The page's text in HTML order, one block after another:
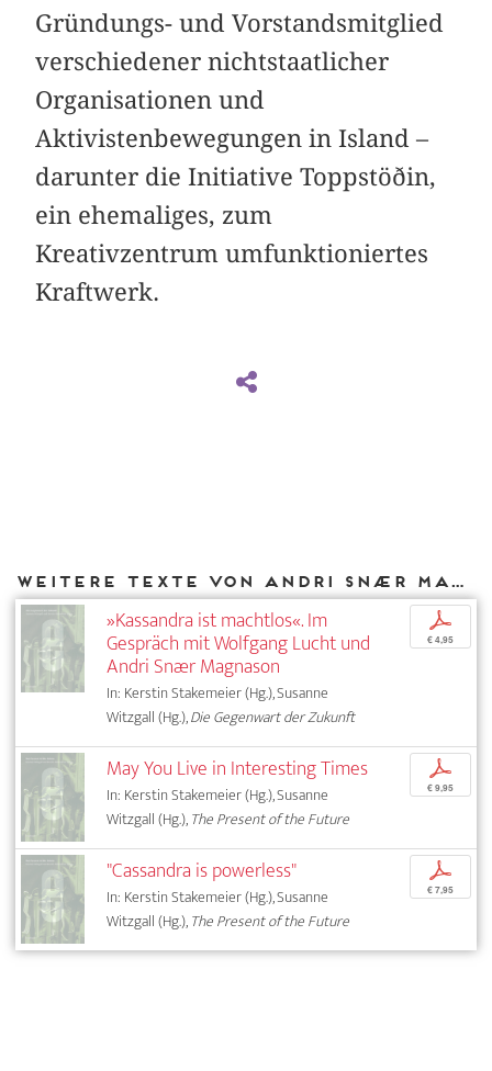
Gründungs- und Vorstandsmitglied
verschiedener nichtstaatlicher
Organisationen und
Aktivistenbewegungen in Island –
darunter die Initiative Toppstöðin,
ein ehemaliges, zum
Kreativzentrum umfunktioniertes
Kraftwerk.
Weitere Texte von Andri Snær Magnason bei DIAPHANES
»Kassandra ist machtlos«. Im
Gespräch mit Wolfgang Lucht und
Andri Snær Magnason
In: Kerstin Stakemeier (Hg.), Susanne
Witzgall (Hg.),Die Gegenwart der Zukunft
p
€ 4,95
May You Live in Interesting Times
In: Kerstin Stakemeier (Hg.), Susanne
Witzgall (Hg.),The Present of the Future
p
€ 9,95
"Cassandra is powerless"
In: Kerstin Stakemeier (Hg.), Susanne
Witzgall (Hg.),The Present of the Future
p
€ 7,95